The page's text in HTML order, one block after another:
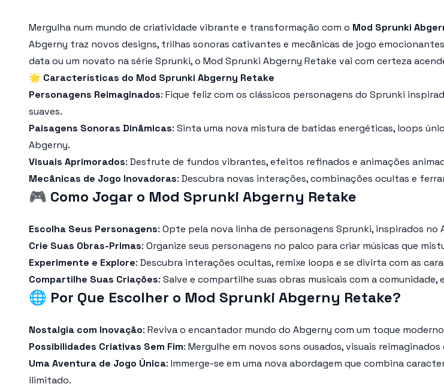
Mergulha num mundo de criatividade vibrante e transformação com o Mod Sprunki
Abgerny traz novos designs, trilhas sonoras cativantes e mecânicas de jogo
data ou um novato na série Sprunki, o Mod Sprunki Abgerny Retake vai com certeza
🌟 Características do Mod Sprunki Abgerny Retake
Personagens Reimaginados: Fique feliz com os clássicos personagens do Sprunki
suaves.
Paisagens Sonoras Dinâmicas: Sinta uma nova mistura de batidas energéticas, loops
Abgerny.
Visuais Aprimorados: Desfrute de fundos vibrantes, efeitos refinados e animações
Mecânicas de Jogo Inovadoras: Descubra novas interações, combinações ocultas e
🎮 Como Jogar o Mod Sprunki Abgerny Retake
Escolha Seus Personagens: Opte pela nova linha de personagens Sprunki, inspirados
Crie Suas Obras-Primas: Organize seus personagens no palco para criar músicas que
Experimente e Explore: Descubra interações ocultas, remixe loops e se divirta com as
Compartilhe Suas Criações: Salve e compartilhe suas obras musicais com a comunidade,
🌐 Por Que Escolher o Mod Sprunki Abgerny Retake?
Nostalgia com Inovação: Reviva o encantador mundo do Abgerny com um toque
Possibilidades Criativas Sem Fim: Mergulhe em novos sons ousados, visuais
Uma Aventura de Jogo Única: Immerge-se em uma nova abordagem que combina
ilimitado.